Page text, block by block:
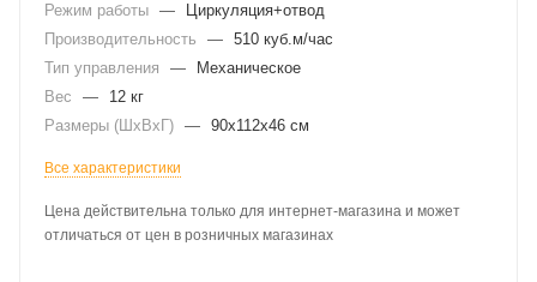
Режим работы —
Циркуляция+отвод
Производительность
— 510 куб.м/час
Тип управления
—
Механическое
Вес
—
12 кг
Размеры (ШхВхГ) — 90x112x46 см
Все характеристики
Цена действительна только для интернет-магазина и может
отличаться от цен в розничных магазинах